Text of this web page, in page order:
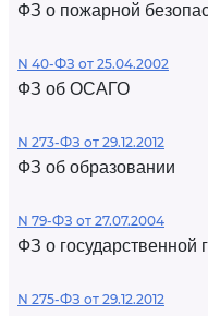
ФЗ о пожарной
N 40-ФЗ от 25.04.2002
ФЗ об ОСАГО
N 273-ФЗ от 29.12.2012
ФЗ об образовании
N 79-ФЗ от 27.07.2004
ФЗ о государственной
N 275-ФЗ от 29.12.2012